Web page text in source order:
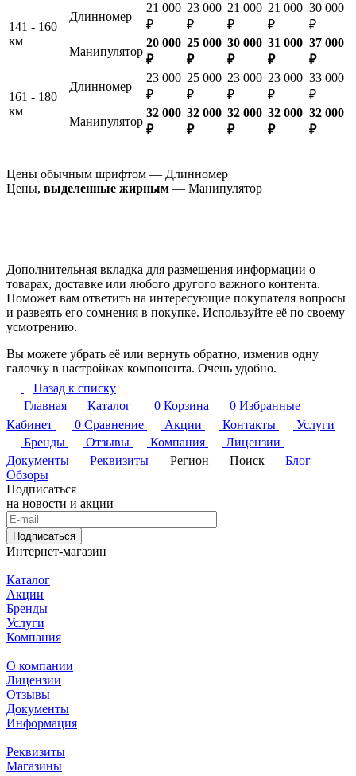
141 - 160
км
Длинномер
21 000
₽
23 000
₽
21 000
₽
21 000
₽
30 000
₽
Манипулятор
20 000
₽
25 000
₽
30 000
₽
31 000
₽
37 000
₽
161 - 180
км
Длинномер
23 000
₽
25 000
₽
23 000
₽
23 000
₽
33 000
₽
Манипулятор
32 000
₽
32 000
₽
32 000
₽
32 000
₽
32 000
₽
Цены обычным шрифтом — Длинномер
Цены, выделенные жирным — Манипулятор
Дополнительная вкладка для размещения информации о
товарах, доставке или любого другого важного контента.
Поможет вам ответить на интересующие покупателя вопросы
и развеять его сомнения в покупке. Используйте её по своему
усмотрению.
Вы можете убрать её или вернуть обратно, изменив одну
галочку в настройках компонента. Очень удобно.
Назад к списку
Главная
Каталог 0 Корзина 0 Избранные
Кабинет
0 Сравнение Акции Контакты
Услуги
Бренды
Отзывы Компания
Лицензии
Документы
Реквизиты Регион Поиск
Блог
Обзоры
Подписаться
на новости и акции
Подписаться
Интернет-магазин
Каталог
Акции
Бренды
Услуги
Компания
О компании
Лицензии
Отзывы
Документы
Информация
Реквизиты
Магазины